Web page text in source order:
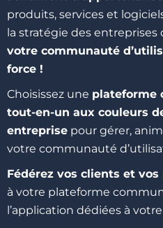
produits, services et
la stratégie des entreprises
votre communauté
force !
Choisissez une plateforme
tout-en-un aux couleurs
entreprise pour gérer,
votre communauté
Fédérez vos clients et
à votre plateforme
l’application dédiées à